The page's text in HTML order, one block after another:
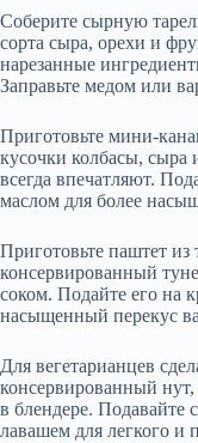
Соберите сырную
сорта сыра, орехи и
нарезанные
Заправьте медом или
Приготовьте мини-
кусочки колбасы,
всегда впечатляют.
маслом для более
Приготовьте паштет
консервированный
соком. Подайте его на
насыщенный перекус
Для вегетарианцев
консервированный
в блендере.
лавашем для легкого и